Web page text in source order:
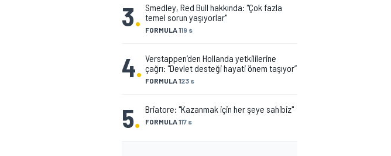
3. FORMULA 119 s
Smedley, Red Bull hakkında: "Çok fazla
temel sorun yaşıyorlar"
4. FORMULA 123 s
Verstappen’den Hollanda yetkililerine
çağrı: "Devlet desteği hayati önem taşıyor”
5. FORMULA 117 s
Briatore: "Kazanmak için her şeye sahibiz"